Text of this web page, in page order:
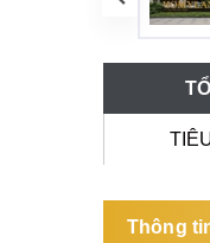
Thông